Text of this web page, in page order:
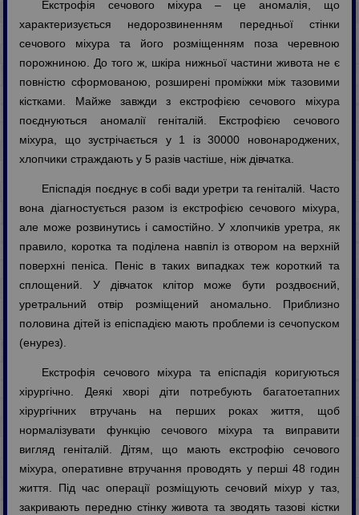
Екстрофія сечового міхура – це аномалія, що
характеризується недорозвиненням передньої стінки
сечового міхура та його розміщенням поза черевною
порожниною. До того ж, шкіра нижньої частини живота не є
повністю сформованою, розширені проміжки між тазовими
кістками. Майже завжди з екстрофією сечового міхура
поєднуються аномалії геніталій. Екстрофією сечового
міхура, що зустрічається у 1 із 30000 новонароджених,
хлопчики страждають у 5 разів частіше, ніж дівчатка.
Епіспадія поєднує в собі вади уретри та геніталій. Часто
вона діагностується разом із екстрофією сечового міхура,
але може розвинутись і самостійно. У хлопчиків уретра, як
правило, коротка та поділена навпіл із отвором на верхній
поверхні пеніса. Пеніс в таких випадках теж короткий та
сплощений. У дівчаток клітор може бути роздвоєний,
уретральний отвір розміщений аномально. Приблизно
половина дітей із епіспадією мають проблеми із сечопуском
(енурез).
Екстрофія сечового міхура та епіспадія коригуються
хірургічно. Деякі хворі діти потребують багатоетапних
хірургічних втручань на перших роках життя, щоб
нормалізувати функцію сечового міхура та виправити
вигляд геніталій. Дітям, що мають екстрофію сечового
міхура, оперативне втручання проводять у перші 48 годин
життя. Під час операції розміщують сечовий міхур у таз,
закривають передню стінку живота та зводять тазові кістки